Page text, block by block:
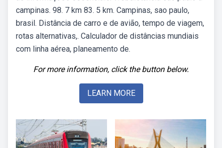
campinas. 98. 7 km 83. 5 km. Campinas, sao paulo,
brasil. Distância de carro e de avião, tempo de viagem,
rotas alternativas,. Calculador de distâncias mundiais
com linha aérea, planeamento de.
For more information, click the button below.
LEARN MORE